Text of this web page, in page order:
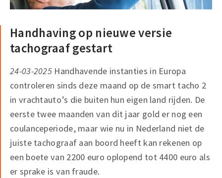
Handhaving op nieuwe versie
tachograaf gestart
24-03-2025 Handhavende instanties in Europa
controleren sinds deze maand op de smart tacho 2
in vrachtauto’s die buiten hun eigen land rijden. De
eerste twee maanden van dit jaar gold er nog een
coulanceperiode, maar wie nu in Nederland niet de
juiste tachograaf aan boord heeft kan rekenen op
een boete van 2200 euro oplopend tot 4400 euro als
er sprake is van fraude.